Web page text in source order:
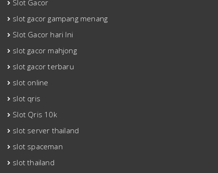
Slot Gacor
slot gacor gampang menang
Slot Gacor hari Ini
slot gacor mahjong
slot gacor terbaru
slot online
slot qris
Slot Qris 10k
slot server thailand
slot spaceman
slot thailand